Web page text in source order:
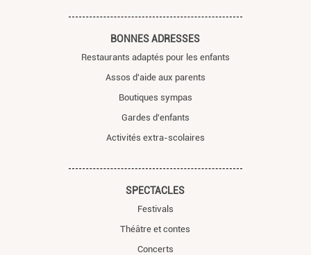
BONNES ADRESSES
Restaurants adaptés pour les enfants
Assos d'aide aux parents
Boutiques sympas
Gardes d'enfants
Activités extra-scolaires
SPECTACLES
Festivals
Théâtre et contes
Concerts